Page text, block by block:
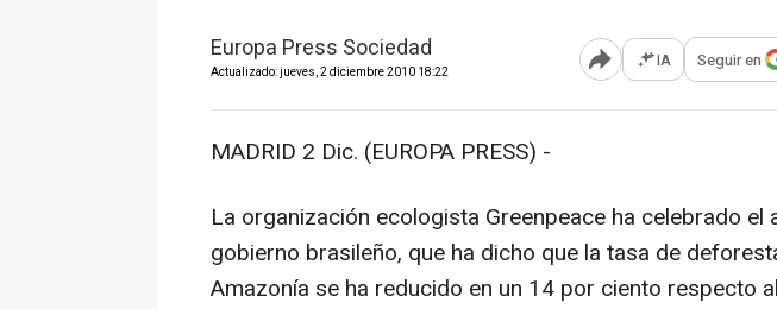
Europa Press Sociedad
Actualizado: jueves, 2 diciembre 2010 18:22 Abrir opciones para
IA Seguir en
MADRID 2 Dic. (EUROPA PRESS) -
La organización ecologista Greenpeace ha celebrado el
gobierno brasileño, que ha dicho que la tasa de
Amazonía se ha reducido en un 14 por ciento respecto